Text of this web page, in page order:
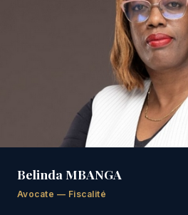
Belinda MBANGA
Avocate — Fiscalité